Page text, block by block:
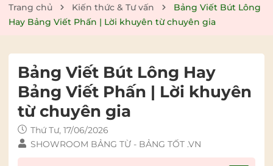
Trang chủ Kiến thức & Tư vấn
Bảng Viết Bút Lông
Hay Bảng Viết Phấn | Lời khuyên từ chuyên gia
Bảng Viết Bút Lông Hay
Bảng Viết Phấn | Lời khuyên
từ chuyên gia
Thứ Tư, 17/06/2026
SHOWROOM BẢNG TỪ - BẢNG TỐT .VN